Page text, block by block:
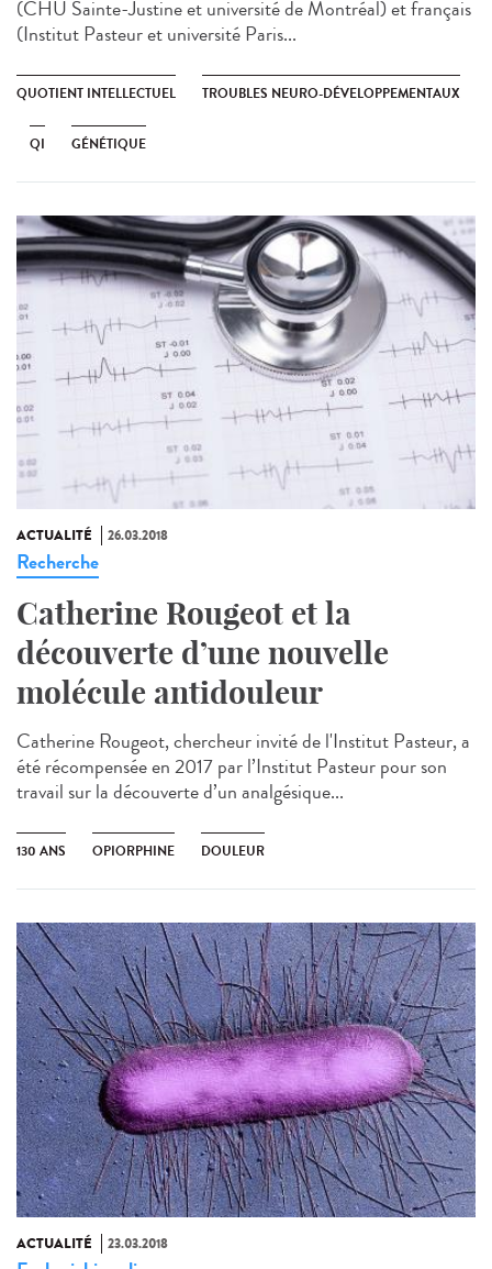
(CHU Sainte-Justine et université de Montréal) et français
(Institut Pasteur et université Paris...
QUOTIENT INTELLECTUEL TROUBLES NEURO-DÉVELOPPEMENTAUX
QI GÉNÉTIQUE
ACTUALITÉ 26.03.2018
Recherche
Catherine Rougeot et la
découverte d’une nouvelle
molécule antidouleur
Catherine Rougeot, chercheur invité de l'Institut Pasteur, a
été récompensée en 2017 par l’Institut Pasteur pour son
travail sur la découverte d’un analgésique...
130 ANS OPIORPHINE DOULEUR
ACTUALITÉ 23.03.2018